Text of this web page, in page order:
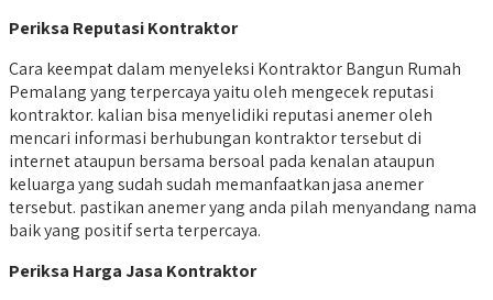
Periksa Reputasi Kontraktor
Cara keempat dalam menyeleksi Kontraktor Bangun Rumah
Pemalang yang terpercaya yaitu oleh mengecek reputasi
kontraktor. kalian bisa menyelidiki reputasi anemer oleh
mencari informasi berhubungan kontraktor tersebut di
internet ataupun bersama bersoal pada kenalan ataupun
keluarga yang sudah sudah memanfaatkan jasa anemer
tersebut. pastikan anemer yang anda pilah menyandang nama
baik yang positif serta terpercaya.
Periksa Harga Jasa Kontraktor